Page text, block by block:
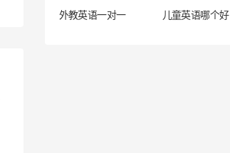
外教英语一对一
儿童英语哪个好